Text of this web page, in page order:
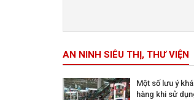
AN NINH SIÊU THỊ, THƯ VIỆN
Một số lưu ý
hàng khi sử